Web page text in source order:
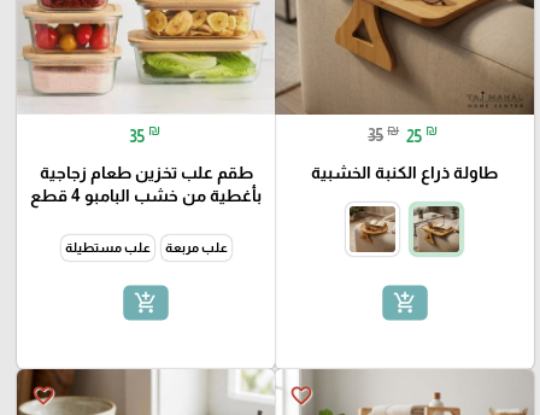
35 ₪ 25 ₪
طاولة ذراع الكنبة الخشبية
add_shopping_cart
35 ₪
طقم علب تخزين طعام زجاجية
بأغطية من خشب البامبو 4 قطع
علب مربعة علب مستطيلة
add_shopping_cart
favorite_border
favorite_border